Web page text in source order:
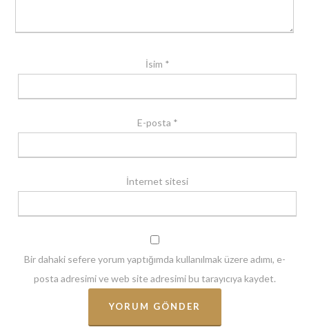
İsim *
E-posta *
İnternet sitesi
Bir dahaki sefere yorum yaptığımda kullanılmak üzere adımı, e-
posta adresimi ve web site adresimi bu tarayıcıya kaydet.